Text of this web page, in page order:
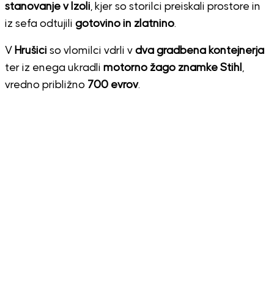
stanovanje v Izoli, kjer so storilci preiskali prostore in
iz sefa odtujili gotovino in zlatnino.
V Hrušici so vlomilci vdrli v dva gradbena kontejnerja
ter iz enega ukradli motorno žago znamke Stihl ,
vredno približno 700 evrov.